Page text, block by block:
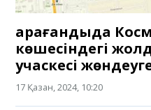
Қарағандыда
көшесіндегі
учаскесі
17 Қазан, 2024, 10:20